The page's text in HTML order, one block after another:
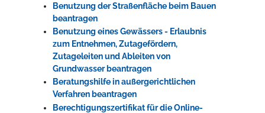
Benutzung der Straßenfläche beim Bauen
beantragen
Benutzung eines Gewässers - Erlaubnis
zum Entnehmen, Zutagefördern,
Zutageleiten und Ableiten von
Grundwasser beantragen
Beratungshilfe in außergerichtlichen
Verfahren beantragen
Berechtigungszertifikat für die Online-